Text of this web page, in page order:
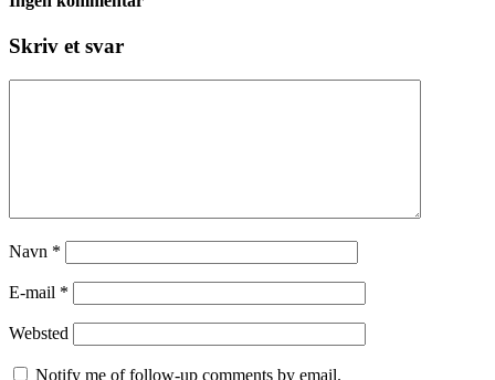
Skriv et svar
Navn *
E-mail *
Websted
Notify me of follow-up comments by email.